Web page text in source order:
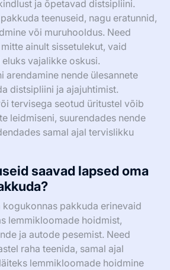
ja õpetavad distsipliini.
teenuseid, nagu eratunnid,
või muruhooldus. Need
ainult sissetulekut, vaid
vajalikke oskusi.
arendamine nende ülesannete
distsipliini ja ajajuhtimist.
tervisega seotud üritustel võib
leidmiseni, suurendades nende
samal ajal tervislikku
saavad lapsed oma
kogukonnas pakkuda erinevaid
lemmikloomade hoidmist,
ja autode pesemist. Need
raha teenida, samal ajal
lemmikloomade hoidmine